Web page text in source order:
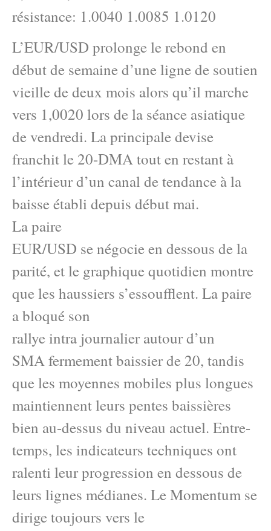
résistance: 1.0040 1.0085 1.0120
L’EUR/USD prolonge le rebond en
début de semaine d’une ligne de soutien
vieille de deux mois alors qu’il marche
vers 1,0020 lors de la séance asiatique
de vendredi. La principale devise
franchit le 20-DMA tout en restant à
l’intérieur d’un canal de tendance à la
baisse établi depuis début mai.
La paire
EUR/USD se négocie en dessous de la
parité, et le graphique quotidien montre
que les haussiers s’essoufflent. La paire
a bloqué son
rallye intra journalier autour d’un
SMA fermement baissier de 20, tandis
que les moyennes mobiles plus longues
maintiennent leurs pentes baissières
bien au-dessus du niveau actuel. Entre-
temps, les indicateurs techniques ont
ralenti leur progression en dessous de
leurs lignes médianes. Le Momentum se
dirige toujours vers le